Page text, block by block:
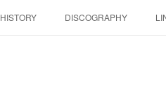
HISTORY DISCOGRAPHY